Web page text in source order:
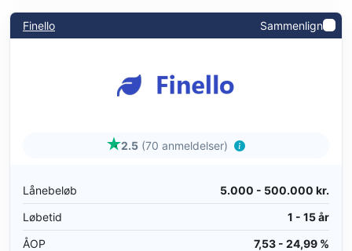
Finello Sammenlign
2.5 (70 anmeldelser)
Lånebeløb
5.000 - 500.000 kr.
Løbetid
1 - 15 år
ÅOP
7,53 - 24,99 %